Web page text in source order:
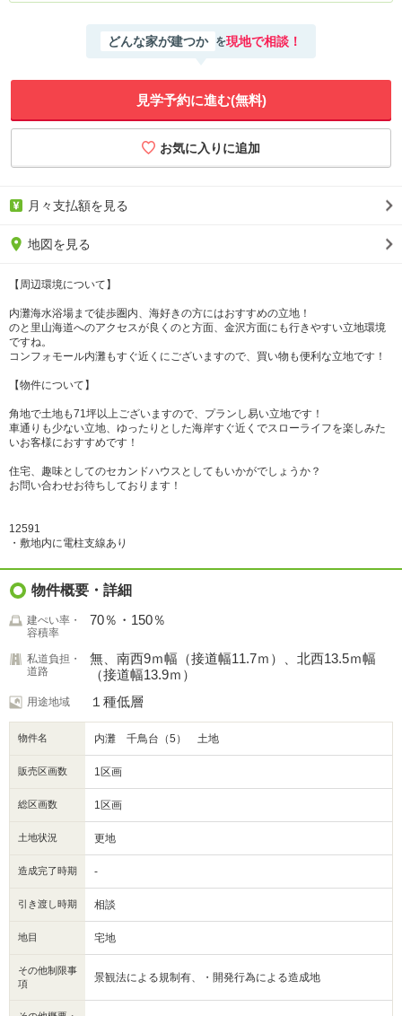
どんな家が建つか を現地で相談！
見学予約に進む(無料)
月々支払額を見る
地図を見る
【周辺環境について】
内灘海水浴場まで徒歩圏内、海好きの方にはおすすめの立地！
のと里山海道へのアクセスが良くのと方面、金沢方面にも行きやすい立地環境
ですね。
コンフォモール内灘もすぐ近くにございますので、買い物も便利な立地です！
【物件について】
角地で土地も71坪以上ございますので、プランし易い立地です！
車通りも少ない立地、ゆったりとした海岸すぐ近くでスローライフを楽しみた
いお客様におすすめです！
住宅、趣味としてのセカンドハウスとしてもいかがでしょうか？
お問い合わせお待ちしております！
12591
・敷地内に電柱支線あり
物件概要・詳細
建ぺい率・
容積率
70％・150％
私道負担・
道路
無、南西9ｍ幅（接道幅11.7ｍ）、北西13.5ｍ幅
（接道幅13.9ｍ）
用途地域 １種低層
物件名 内灘 千鳥台（5） 土地
販売区画数 1区画
総区画数 1区画
土地状況 更地
造成完了時期 -
引き渡し時期 相談
地目 宅地
その他制限事
項
景観法による規制有、・開発行為による造成地